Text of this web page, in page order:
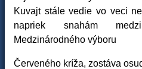
Kuvajt stále vedie vo veci
napriek snahám
Medzinárodného výboru
Červeného kríža, zostáva